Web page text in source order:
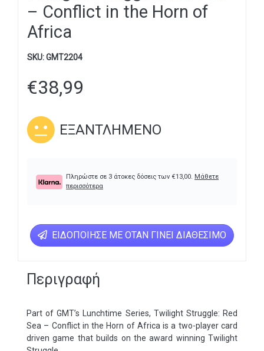
– Conflict in the Horn of
Africa
SKU:GMT2204
€38,99
ΕΞΑΝΤΛΗΜΈΝΟ
Πληρώστε σε 3 άτοκες δόσεις των €13,00. Μάθετε
περισσότερα
ΕΙΔΟΠΟΊΗΣΕ ΜΕ ΌΤΑΝ ΓΊΝΕΙ ΔΙΑΘΈΣΙΜΟ
Περιγραφή
Part of GMT’s Lunchtime Series, Twilight Struggle: Red
Sea – Conflict in the Horn of Africa is a two-player card
driven game that builds on the award winning Twilight